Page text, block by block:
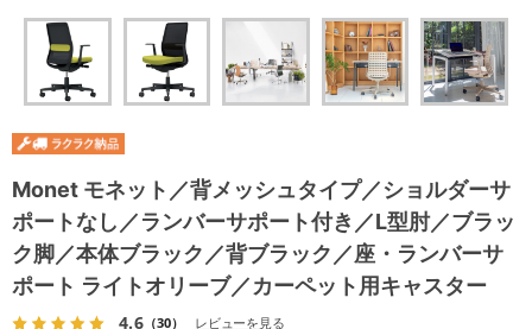
Monet モネット／背メッシュタイプ／ショルダーサ
ポートなし／ランバーサポート付き／L型肘／ブラッ
ク脚／本体ブラック／背ブラック／座・ランバーサ
ポート ライトオリーブ／カーペット用キャスター
4.6（30） レビューを見る